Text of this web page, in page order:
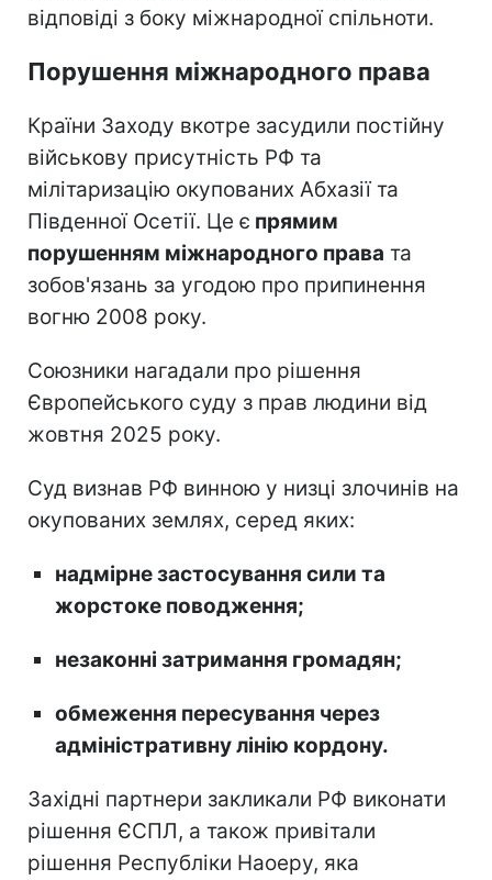
відповіді з боку міжнародної спільноти.
Порушення міжнародного права
Країни Заходу вкотре засудили постійну
військову присутність РФ та
мілітаризацію окупованих Абхазії та
Південної Осетії. Це є прямим
порушенням міжнародного права та
зобов'язань за угодою про припинення
вогню 2008 року.
Союзники нагадали про рішення
Європейського суду з прав людини від
жовтня 2025 року.
Суд визнав РФ винною у низці злочинів на
окупованих землях, серед яких:
надмірне застосування сили та
жорстоке поводження;
незаконні затримання громадян;
обмеження пересування через
адміністративну лінію кордону.
Західні партнери закликали РФ виконати
рішення ЄСПЛ, а також привітали
рішення Республіки Наоеру, яка